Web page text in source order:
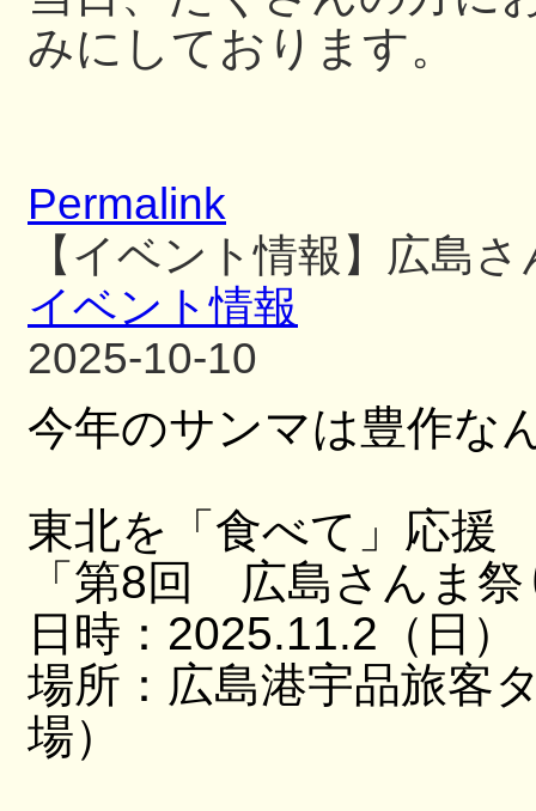
みにしております。
Permalink
【イベント情報】広島
イベント情報
2025-10-10
今年のサンマは豊作な
東北を「食べて」応援
「第8回 広島さんま祭
日時：2025.11.2（日
場所：広島港宇品旅客
場）